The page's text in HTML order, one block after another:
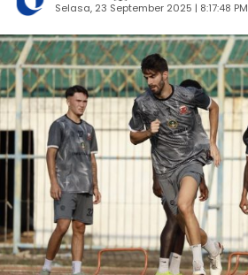
Selasa, 23 September 2025 | 8:17:48 PM